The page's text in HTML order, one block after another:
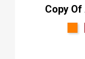
Copy Of